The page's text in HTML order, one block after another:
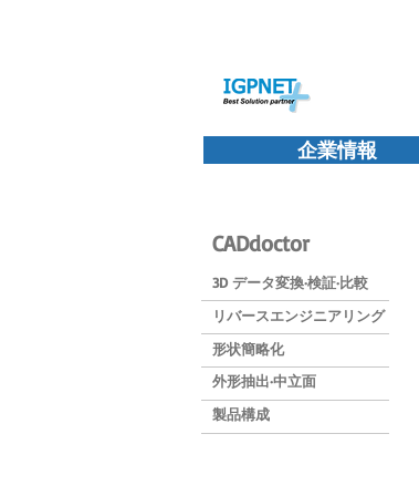
企業情報
CADdoctor
3D データ変換·検証·比較
リバースエンジニアリング
形状簡略化
外形抽出·中立面
製品構成